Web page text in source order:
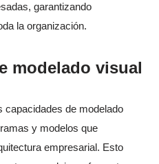
garantizando
la organización.
modelado visual
capacidades de modelado
y modelos que
empresarial. Esto